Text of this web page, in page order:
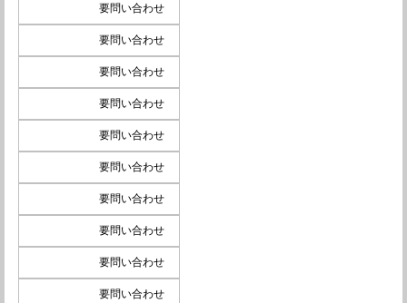
要問い合わせ
要問い合わせ
要問い合わせ
要問い合わせ
要問い合わせ
要問い合わせ
要問い合わせ
要問い合わせ
要問い合わせ
要問い合わせ